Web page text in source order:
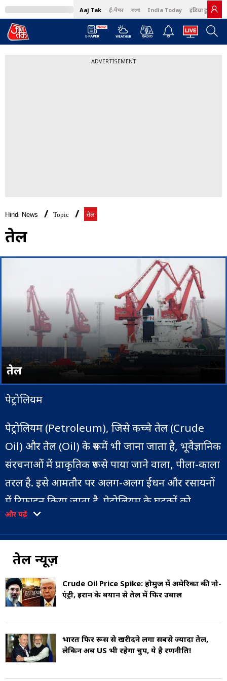
Aaj Tak ई-पेपर বাংলা India Today इंडिया टुडे हिंदी
ADVERTISEMENT
Hindi News Topic तेल
तेल
तेल
पेट्रोलियम
पेट्रोलियम (Petroleum), जिसे कच्चे तेल (Crude
Oil) और तेल (Oil) के रूप में भी जाना जाता है, भूवैज्ञानिक
संरचनाओं में प्राकृतिक रूप से पाया जाने वाला, पीला-काला
तरल है. इसे आमतौर पर अलग-अलग ईंधन और रसायनों
में रिफाइन किया जाता है. पेट्रोलियम के घटकों को
डिस्टिलेशन के माध्यम से अलग किया जाता है. पेट्रोलियम
में मुख्य रूप से हाइड्रोकार्बन और साथ ही अन्य कार्बनिक
यौगिकों के अंश होते हैं. जब बड़ी मात्रा में मृत जीव,
दबे होते हैं और लंबे समय तक गर्मी और दबाव दोनों के
बीच होते हैं, तब एक जीवाश्म ईंधन, पेट्रोलियम में बदल
पेट्रोलियम ज्यादातर तेल ड्रिलिंग द्वारा बरामद किया गया है.
तेल को निकालने के बाद, इसे रिफाइन और अलग किया
और पढ़ें
तेल न्यूज़
Crude Oil Price Spike: होर्मुज में अमेरिका की नो-
एंट्री, ईरान के बयान से तेल में फिर उबाल
भारत फिर रूस से खरीदने लगा सबसे ज्यादा तेल,
लेकिन अब US भी रहेगा चुप, ये है रणनीति!